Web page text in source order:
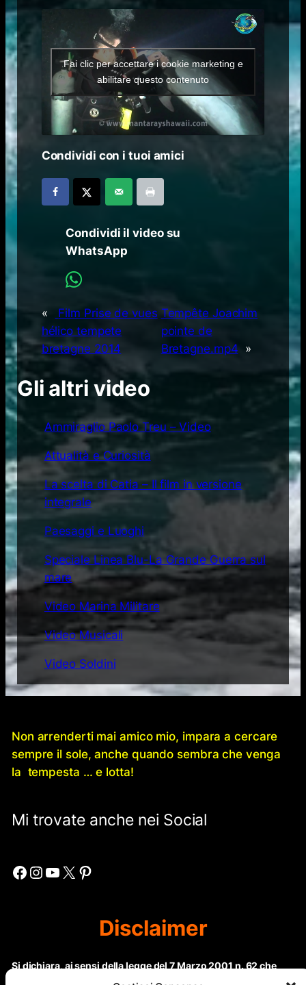
Fai clic per accettare i cookie marketing e
abilitare questo contenuto
Condividi con i tuoi amici
Condividi il video su
WhatsApp
«
Film Prise de vues
hélico tempete
bretagne 2014
Tempête Joachim
pointe de
Bretagne.mp4 »
Gli altri video
Ammiraglio Paolo Treu – Video
Attualità e Curiosità
La scelta di Catia – Il film in versione
integrale
Paesaggi e Luoghi
Speciale Linea Blu-La Grande Guerra sul
mare
Video Marina Militare
Video Musicali
Video Soldini
Non arrenderti mai amico mio, impara a cercare
sempre il sole, anche quando sembra che venga
la tempesta … e lotta!
Mi trovate anche nei Social
Facebook Instagram YouTube X Pinterest
Disclaimer
Si dichiara, ai sensi della legge del 7 Marzo 2001 n. 62 che
questo sito non rientra nella categoria di “Informazione